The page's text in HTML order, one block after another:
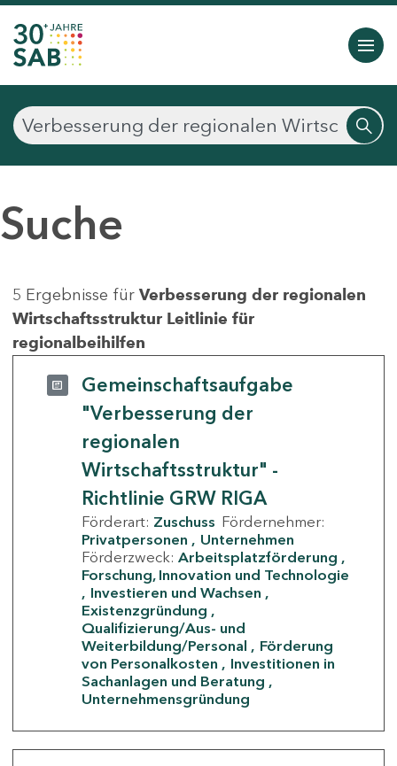
Suche
5 Ergebnisse für Verbesserung der regionalen
Wirtschaftsstruktur Leitlinie für
regionalbeihilfen
Gemeinschaftsaufgabe
"Verbesserung der
regionalen
Wirtschaftsstruktur" -
Richtlinie GRW RIGA
Förderart: Zuschuss Fördernehmer:
Privatpersonen
Unternehmen
Förderzweck: Arbeitsplatzförderung
Forschung, Innovation und Technologie
Investieren und Wachsen
Existenzgründung
Qualifizierung/Aus- und
Weiterbildung/Personal
Förderung
von Personalkosten
Investitionen in
Sachanlagen und Beratung
Unternehmensgründung